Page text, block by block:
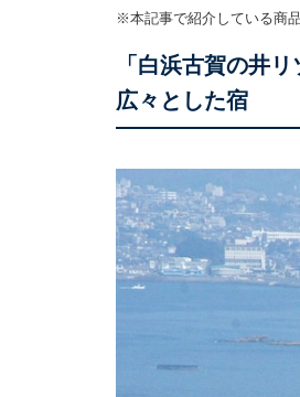
※本記事で紹介している商
「白浜古賀の井
広々とした宿